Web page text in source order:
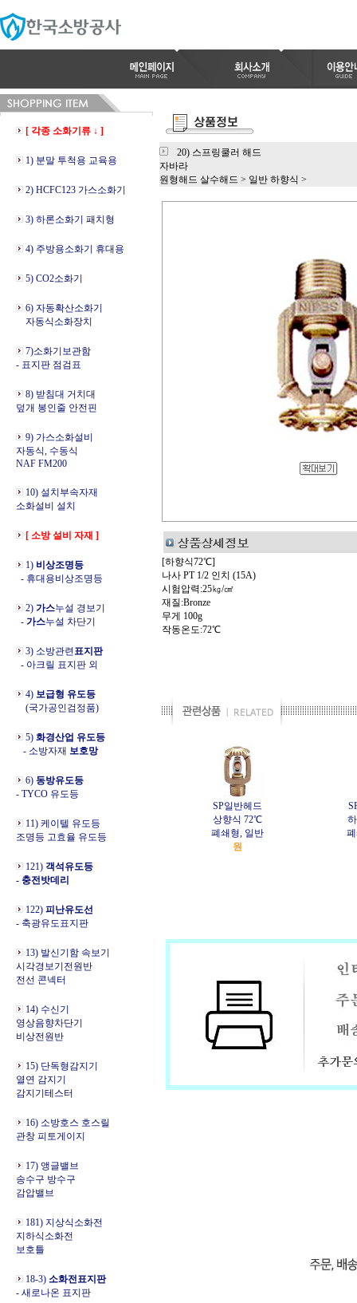
[ 각종 소화기류 ↓ ]
1) 분말 투척용 교육용
2) HCFC123 가스소화기
3) 하론소화기 패치형
4) 주방용소화기 휴대용
5) CO2소화기
6) 자동확산소화기
자동식소화장치
7)소화기보관함
- 표지판 점검표
8) 받침대 거치대
덮개 봉인줄 안전핀
9) 가스소화설비
자동식, 수동식
NAF FM200
10) 설치부속자재
소화설비 설치
[ 소방 설비 자재 ]
1) 비상조명등
- 휴대용비상조명등
2) 가스누설 경보기
- 가스누설 차단기
3) 소방관련 표지판
- 아크릴 표지판 외
4) 보급형 유도등
(국가공인검정품)
5) 화경산업 유도등
- 소방자재 보호망
6) 동방유도등
- TYCO 유도등
11) 케이텔 유도등
조명등 고효율 유도등
121) 객석유도등
- 충전밧데리
122) 피난유도선
- 축광유도표지판
13) 발신기함 속보기
시각경보기전원반
전선 콘넥터
14) 수신기
영상음향차단기
비상전원반
15) 단독형감지기
열연 감지기
감지기테스터
16) 소방호스 호스릴
관창 피토게이지
17) 앵글밸브
송수구 방수구
감압밸브
181) 지상식소화전
지하식소화전
보호틀
18-3) 소화전표지판
- 새로나온 표지판
20) 스프링쿨러 해드
자바라
원형해드 살수해드 > 일반 하향식 >
[하향식72℃]
나사 PT 1/2 인치 (15A)
시험압력:25㎏/㎠
재질:Bronze
무게 100g
작동온도:72℃
SP일반헤드
상향식 72℃
폐쇄형, 일반
원